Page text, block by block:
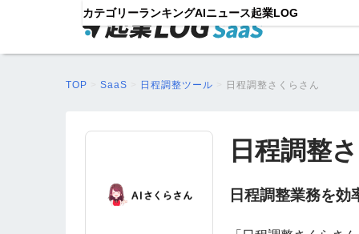
カテゴリーランキングAIニュース起業LOG
TOP SaaS 日程調整ツール 日程調整さくらさん
日程調整
日程調整業務を効